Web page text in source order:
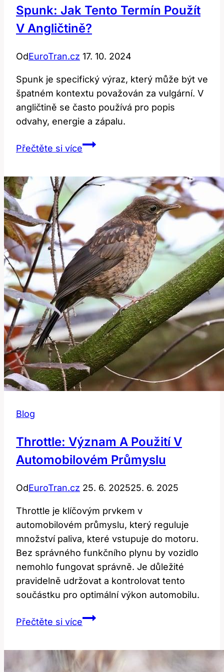
Spunk: Jak Tento Termín Použít
V Angličtině?
OdEuroTran.cz 17. 10. 2024
Spunk je specifický výraz, který může být ve
špatném kontextu považován za vulgární. V
angličtině se často používá pro popis
odvahy, energie a zápalu.
Přečtěte si víceSpunk:
termín
angličtině?
Blog
Throttle: Význam A Použití V
Automobilovém Průmyslu
OdEuroTran.cz 25. 6. 202525. 6. 2025
Throttle je klíčovým prvkem v
automobilovém průmyslu, který reguluje
množství paliva, které vstupuje do motoru.
Bez správného funkčního plynu by vozidlo
nemohlo fungovat správně. Je důležité
pravidelně udržovat a kontrolovat tento
součástku pro optimální výkon automobilu.
Přečtěte si víceThrottle:
použití